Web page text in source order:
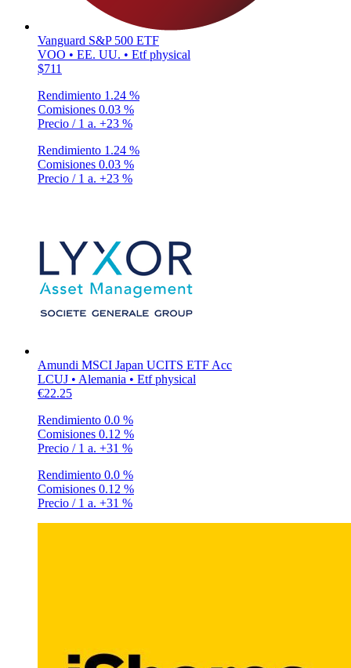
Vanguard S&P 500 ETF
VOO • EE. UU. • Etf physical
$711
Rendimiento 1.24 %
Comisiones 0.03 %
Precio / 1 a. +23 %
Rendimiento 1.24 %
Comisiones 0.03 %
Precio / 1 a. +23 %
Amundi MSCI Japan UCITS ETF Acc
LCUJ • Alemania • Etf physical
€22.25
Rendimiento 0.0 %
Comisiones 0.12 %
Precio / 1 a. +31 %
Rendimiento 0.0 %
Comisiones 0.12 %
Precio / 1 a. +31 %